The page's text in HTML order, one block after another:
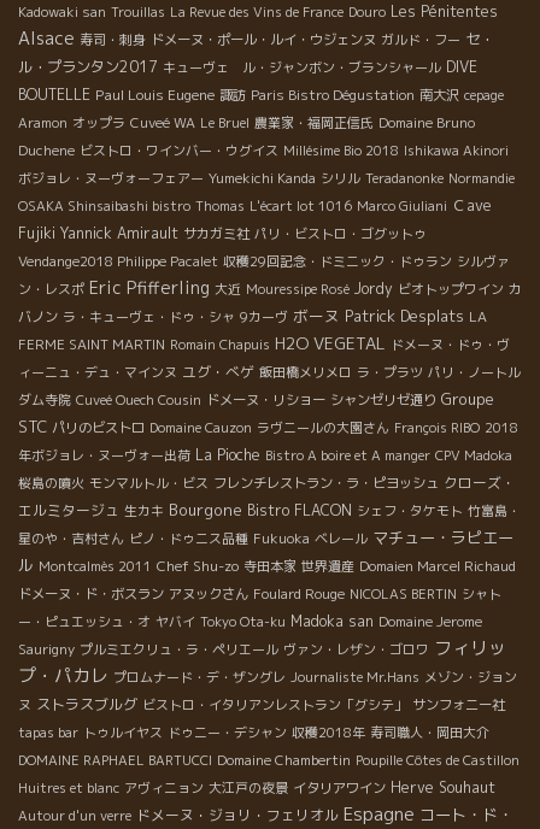
Kadowaki san Trouillas La Revue des Vins de France Douro Les Pénitentes
Alsace 寿司・刺身 ドメーヌ・ポール・ルイ・ウジェンヌ ガルド・フー セ・
ル・プランタン2017 キューヴェ ル・ジャンボン・ブランシャール DIVE
BOUTELLE Paul Louis Eugene 諏訪 Paris Bistro Dégustation 南大沢 cepage
Aramon オップラ Cuveé WA Le Bruel 農業家・福岡正信氏 Domaine Bruno
Duchene ビストロ・ワインバー・ウグイス Millésime Bio 2018 Ishikawa Akinori
ボジョレ・ヌーヴォーフェアー Yumekichi Kanda シリル Teradanonke Normandie
OSAKA Shinsaibashi bistro Thomas L'écart lot 1016 Marco Giuliani Ｃave
Fujiki Yannick Amirault サカガミ社 パリ・ビストロ・ゴグットゥ
Vendange2018 Philippe Pacalet 収穫29回記念・ドミニック・ドゥラン シルヴァ
ン・レスポ Eric Pfifferling 大近 Mouressipe Rosé Jordy ビオトップワイン カ
バノン ラ・キューヴェ・ドゥ・シャ 9カーヴ ボーヌ Patrick Desplats LA
FERME SAINT MARTIN Romain Chapuis H2O VEGETAL ドメーヌ・ドゥ・ヴ
ィーニュ・デュ・マインヌ ユグ・べゲ 飯田橋メリメロ ラ・プラツ パリ・ノートル
ダム寺院 Cuveé Ouech Cousin ドメーヌ・リショー シャンゼリゼ通り Groupe
STC パリのビストロ Domaine Cauzon ラヴニールの大園さん François RIBO 2018
年ボジョレ・ヌーヴォー出荷 La Pioche Bistro A boire et A manger CPV Madoka
桜島の噴火 モンマルトル・ビス フレンチレストラン・ラ・ピヨッシュ クローズ・
エルミタージュ 生カキ Bourgone Bistro FLACON シェフ・タケモト 竹富島・
星のや・吉村さん ピノ・ドゥニス品種 Fukuoka ベレール マチュー・ラピエー
ル Montcalmès 2011 Chef Shu-zo 寺田本家 世界遺産 Domaien Marcel Richaud
ドメーヌ・ド・ボスラン アヌックさん Foulard Rouge NICOLAS BERTIN シャト
ー・ピュエッシュ・オ ヤバイ Tokyo Ota-ku Madoka san Domaine Jerome
Saurigny プルミエクリュ・ラ・ペリエール ヴァン・レザン・ゴロワ フィリッ
プ・パカレ プロムナード・デ・ザングレ Journaliste Mr.Hans メゾン・ジョン
ヌ ストラスブルグ ビストロ・イタリアンレストラン「グシテ」
サンフォニー社
tapas bar トゥルイヤス ドゥニー・デシャン 収穫2018年 寿司職人・岡田大介
DOMAINE RAPHAEL BARTUCCI Domaine Chambertin Poupille Côtes de Castillon
Huitres et blanc アヴィニョン 大江戸の夜景 イタリアワイン Herve Souhaut
Autour d'un verre ドメーヌ・ジョリ・フェリオル Espagne コート・ド・